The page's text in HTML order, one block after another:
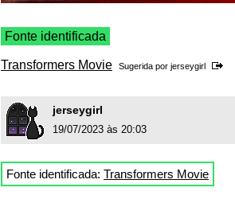
Fonte identificada
Transformers Movie Sugerida por jerseygirl
jerseygirl
19/07/2023 às 20:03
Fonte identificada: Transformers Movie